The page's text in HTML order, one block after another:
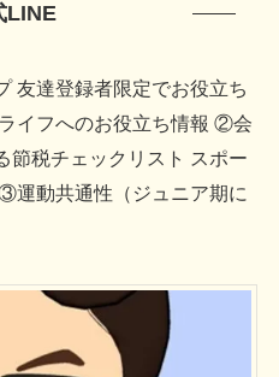
LINE
友達登録者限定でお役立ち
イフへのお役立ち情報 ②会
節税チェックリスト スポー
運動共通性（ジュニア期に